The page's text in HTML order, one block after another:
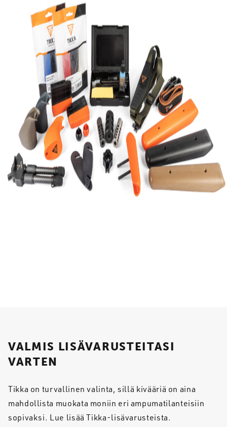
VALMIS LISÄVARUSTEITASI
VARTEN
Tikka on turvallinen valinta, sillä kivääriä on aina
mahdollista muokata moniin eri ampumatilanteisiin
sopivaksi. Lue lisää Tikka-lisävarusteista.